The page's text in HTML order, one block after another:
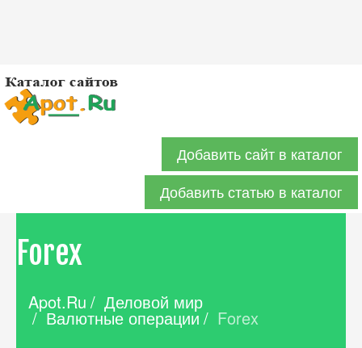
Добавить сайт в каталог
Добавить статью в каталог
Forex
Apot.Ru / Деловой мир
/ Валютные операции / Forex